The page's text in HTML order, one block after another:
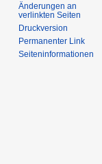
Änderungen an
verlinkten Seiten
Druckversion
Permanenter Link
Seiten­­informationen